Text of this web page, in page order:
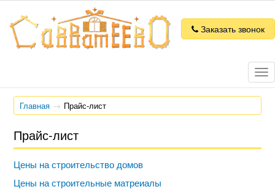
Заказать звонок
Главная Прайс-лист
Прайс-лист
Цены на строительство домов
Цены на строительные матреиалы